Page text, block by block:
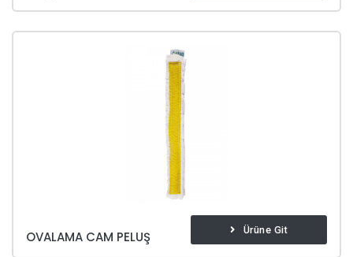
OVALAMA CAM PELUŞ Ürüne Git